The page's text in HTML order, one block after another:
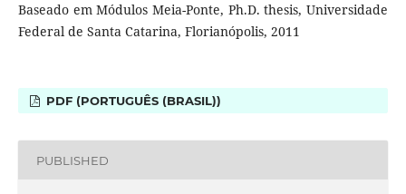
Baseado em Módulos Meia-Ponte, Ph.D. thesis, Universidade
Federal de Santa Catarina, Florianópolis, 2011
PDF (PORTUGUÊS (BRASIL))
PUBLISHED